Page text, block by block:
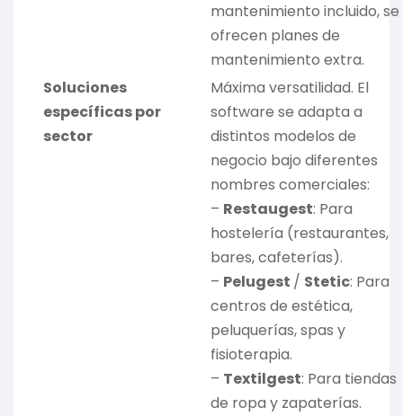
mantenimiento incluido, se
ofrecen planes de
mantenimiento extra.
Soluciones
específicas por
sector
Máxima versatilidad. El
software se adapta a
distintos modelos de
negocio bajo diferentes
nombres comerciales:
– Restaugest: Para
hostelería (restaurantes,
bares, cafeterías).
– Pelugest / Stetic: Para
centros de estética,
peluquerías, spas y
fisioterapia.
– Textilgest: Para tiendas
de ropa y zapaterías.